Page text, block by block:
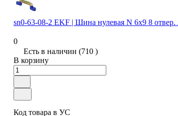
sn0-63-08-2 EKF | Шина нулевая N 6х9 8 отвер.
0
Есть в наличии (710 )
В корзину
Код товара в УС